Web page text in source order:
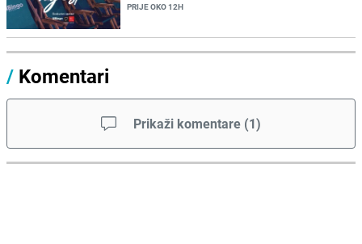
PRIJE OKO 12H
/ Komentari
Prikaži komentare (1)